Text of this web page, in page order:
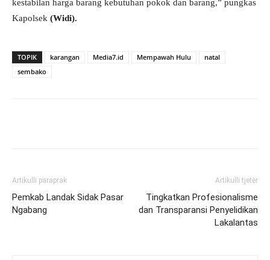
kestabilan harga barang kebutuhan pokok dan barang,” pungkas
Kapolsek (Widi).
TOPIK karangan Media7.id Mempawah Hulu
natal
sembako
Artikulli paraprak
Pemkab Landak Sidak Pasar
Ngabang
Artikulli tjetër
Tingkatkan Profesionalisme
dan Transparansi Penyelidikan
Lakalantas